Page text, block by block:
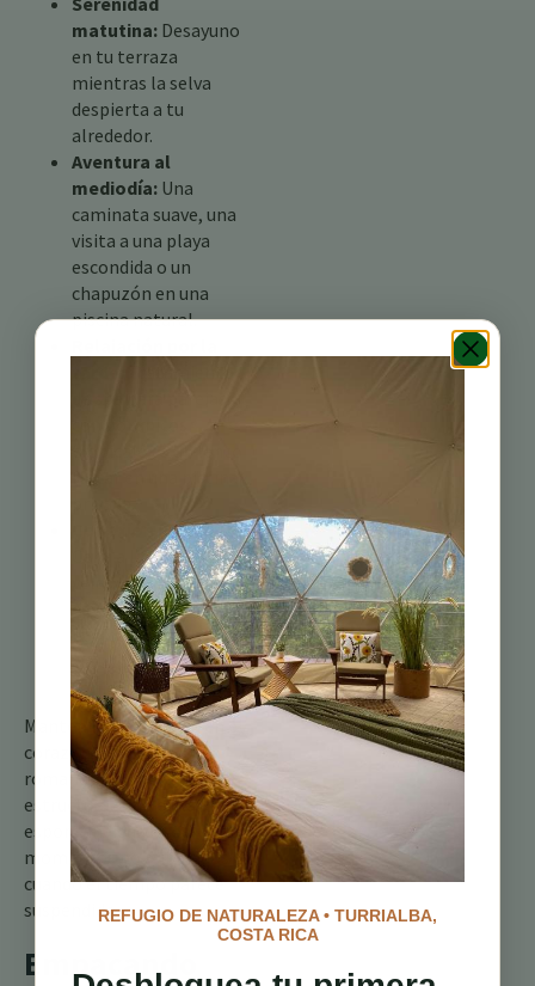
matutina: Desayuno
en tu terraza
mientras la selva
despierta a tu
alrededor.
Aventura al
mediodía: Una
caminata suave, una
visita a una playa
escondida o un
chapuzón en una
piscina natural.
flotar en una piscina
Conexión nocturna:
Cena a la luz de las
velas bajo las
estrellas o una
bebida tranquila
escuchando los
sonidos del bosque.
Mantén la flexibilidad en el
corazón de tu plan. El
romance prospera no en la
estructura, sino en la
espontaneidad: esos
momentos no guionados
cuando el tiempo parece
suspendido.
Empacando
REFUGIO DE NATURALEZA • TURRIALBA,
COSTA RICA